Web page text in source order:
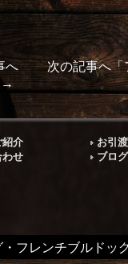
事へ 次の記事へ「
→
紹介
わせ
お引
ブログ
フレンチブルドッ